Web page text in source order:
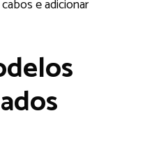
e adicionar